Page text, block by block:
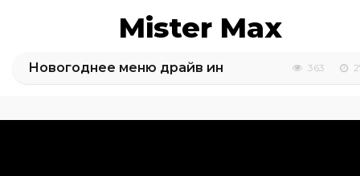
Mister Max
Новогоднее меню драйв ин 363